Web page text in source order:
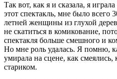
Так вот, как я и сказала, я
этот спектакль, мне было всего
летней женщины из глухой
не скатиться в комикование,
спектакля больше смешного и
Но мне роль удалась. Я помню,
умирала на сцене, как смеялись,
стариком.